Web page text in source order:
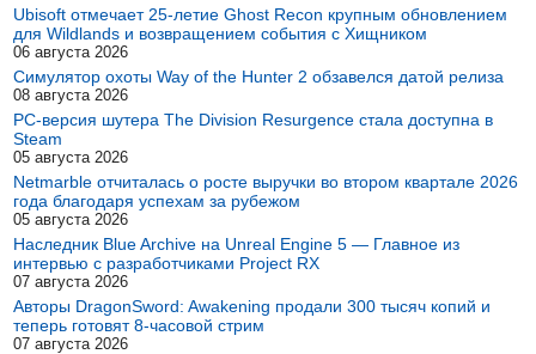
Ubisoft отмечает 25-летие Ghost Recon крупным обновлением
для Wildlands и возвращением события с Хищником
06 августа 2026
Симулятор охоты Way of the Hunter 2 обзавелся датой релиза
08 августа 2026
PC-версия шутера The Division Resurgence стала доступна в
Steam
05 августа 2026
Netmarble отчиталась о росте выручки во втором квартале 2026
года благодаря успехам за рубежом
05 августа 2026
Наследник Blue Archive на Unreal Engine 5 — Главное из
интервью с разработчиками Project RX
07 августа 2026
Авторы DragonSword: Awakening продали 300 тысяч копий и
теперь готовят 8-часовой стрим
07 августа 2026